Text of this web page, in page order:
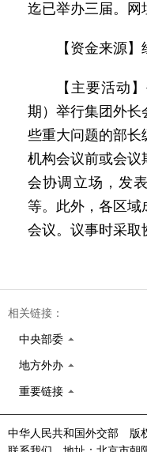
迄已举办三届。网
【资金来源
【主要活动
期）举行集团外长
些重大问题的部长
机构会议前或会议
会协调立场，发
等。此外，各区域
会议。议事时采取
相关链接：
中央部委
地方外办
重要链接
中华人民共和国外交部 版